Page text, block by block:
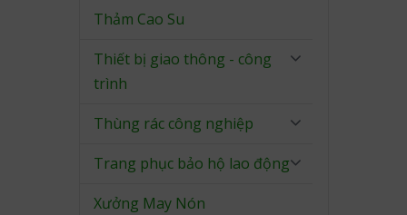
Thảm Cao Su
Thiết bị giao thông - công
trình
Thùng rác công nghiệp
Trang phục bảo hộ lao động
Xưởng May Nón